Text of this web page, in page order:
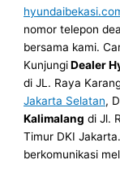
nomor telepon
bersama kami.
KunjungiDealer
di JL. Raya
Jakarta Selatan,
Kalimalang di Jl.
Timur DKI
berkomunikasi